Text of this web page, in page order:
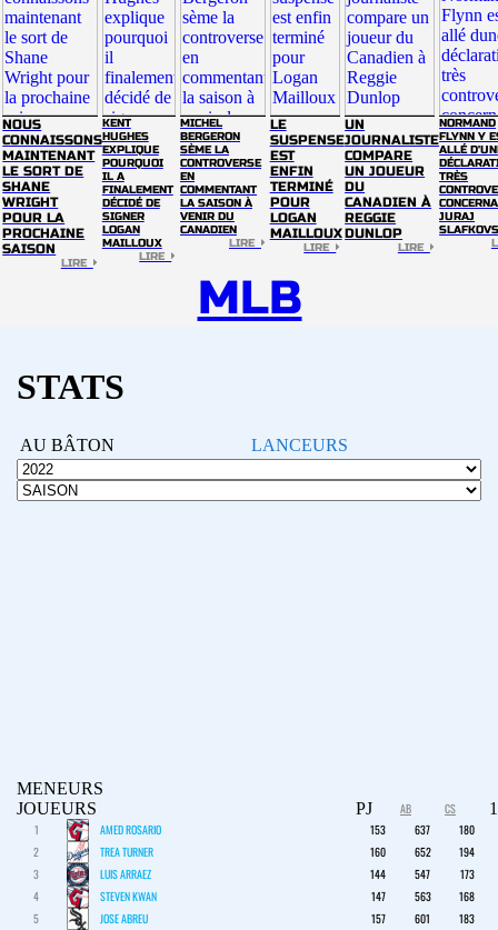
NOUS
CONNAISSONS
MAINTENANT
LE SORT DE
SHANE
WRIGHT
POUR LA
PROCHAINE
SAISON
LIRE
KENT
HUGHES
EXPLIQUE
POURQUOI
IL A
FINALEMENT
DÉCIDÉ DE
SIGNER
LOGAN
MAILLOUX
LIRE
MICHEL
BERGERON
SÈME LA
CONTROVERSE
EN
COMMENTANT
LA SAISON À
VENIR DU
CANADIEN
LIRE
LE
SUSPENSE
EST
ENFIN
TERMINÉ
POUR
LOGAN
MAILLOUX
LIRE
UN
JOURNALISTE
COMPARE
UN JOUEUR
DU
CANADIEN À
REGGIE
DUNLOP
LIRE
NORMAND
FLYNN Y
ALLÉ
TRÈS
JURAJ
MLB
STATS
AU BÂTON LANCEURS
MENEURS
JOUEURS
PJ AB CS
1 AMED ROSARIO 153 637
180
2
TREA TURNER 160 652
194
3
LUIS ARRAEZ 144 547
173
4
STEVEN KWAN 147 563
168
5
JOSE ABREU 157 601
183